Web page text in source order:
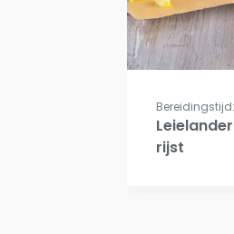
rijst